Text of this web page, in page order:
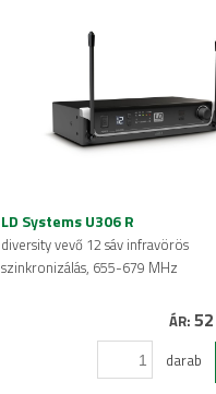
LD Systems U306 R
diversity vevő 12 sáv infravörös
szinkronizálás, 655-679 MHz
ÁR:
darab